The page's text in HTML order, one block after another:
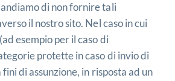
di non fornire tali
il nostro sito. Nel caso in cui
esempio per il caso di
protette in caso di invio di
di assunzione, in risposta ad un